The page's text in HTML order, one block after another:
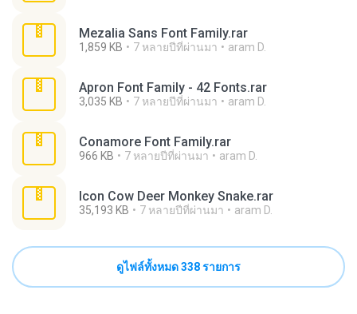
Mezalia Sans Font Family.rar
1,859 KB 7 หลายปีที่ผ่านมา aram D.
Apron Font Family - 42 Fonts.rar
3,035 KB 7 หลายปีที่ผ่านมา aram D.
Conamore Font Family.rar
966 KB 7 หลายปีที่ผ่านมา aram D.
Icon Cow Deer Monkey Snake.rar
35,193 KB 7 หลายปีที่ผ่านมา aram D.
ดูไฟล์ทั้งหมด 338 รายการ